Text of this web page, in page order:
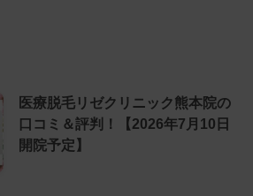
医療脱毛リゼクリニック熊本院の
口コミ＆評判！【2026年7月10日
開院予定】